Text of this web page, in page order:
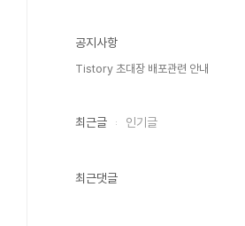
공지사항
Tistory 초대장 배포관련 안내
최근글 인기글
최근댓글